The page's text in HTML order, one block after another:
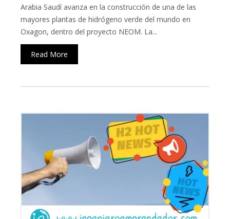
Arabia Saudí avanza en la construcción de una de las
mayores plantas de hidrógeno verde del mundo en
Oxagon, dentro del proyecto NEOM. La...
Read More